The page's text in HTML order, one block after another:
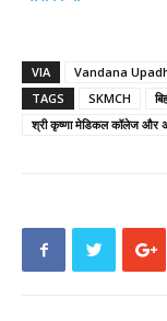
VIA
Vandana
TAGS
SKMCH
श्री कृष्णा मेडिकल कॉलेज और